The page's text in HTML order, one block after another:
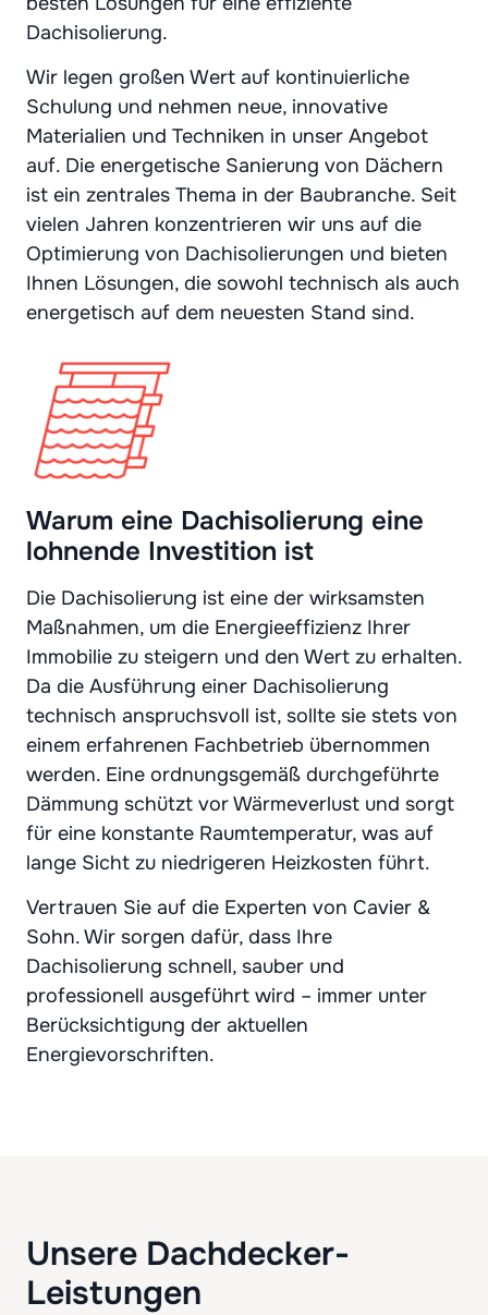
Dachisolierung.
Wir legen großen Wert auf kontinuierliche
Schulung und nehmen neue, innovative
Materialien und Techniken in unser Angebot
auf. Die energetische Sanierung von Dächern
ist ein zentrales Thema in der Baubranche. Seit
vielen Jahren konzentrieren wir uns auf die
Optimierung von Dachisolierungen und bieten
Ihnen Lösungen, die sowohl technisch als auch
energetisch auf dem neuesten Stand sind.
Warum eine Dachisolierung eine
lohnende Investition ist
Die Dachisolierung ist eine der wirksamsten
Maßnahmen, um die Energieeffizienz Ihrer
Immobilie zu steigern und den Wert zu erhalten.
Da die Ausführung einer Dachisolierung
technisch anspruchsvoll ist, sollte sie stets von
einem erfahrenen Fachbetrieb übernommen
werden. Eine ordnungsgemäß durchgeführte
Dämmung schützt vor Wärmeverlust und sorgt
für eine konstante Raumtemperatur, was auf
lange Sicht zu niedrigeren Heizkosten führt.
Vertrauen Sie auf die Experten von Cavier &
Sohn. Wir sorgen dafür, dass Ihre
Dachisolierung schnell, sauber und
professionell ausgeführt wird – immer unter
Berücksichtigung der aktuellen
Energievorschriften.
Unsere Dachdecker-
Leistungen